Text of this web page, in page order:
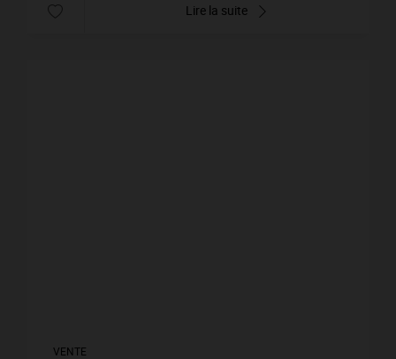
Lire la suite
VENTE